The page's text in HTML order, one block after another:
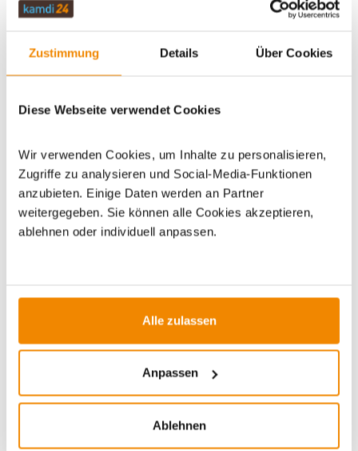
Zustimmung Details Über Cookies
Diese Webseite verwendet Cookies
Wir verwenden Cookies, um Inhalte zu personalisieren,
Zugriffe zu analysieren und Social-Media-Funktionen
anzubieten. Einige Daten werden an Partner
weitergegeben. Sie können alle Cookies akzeptieren,
ablehnen oder individuell anpassen.
Alle zulassen
Anpassen
Ablehnen
ZUBEHÖR
Dieses Produkt finden Sie unter:
Keramikgrills/Kamado Grills